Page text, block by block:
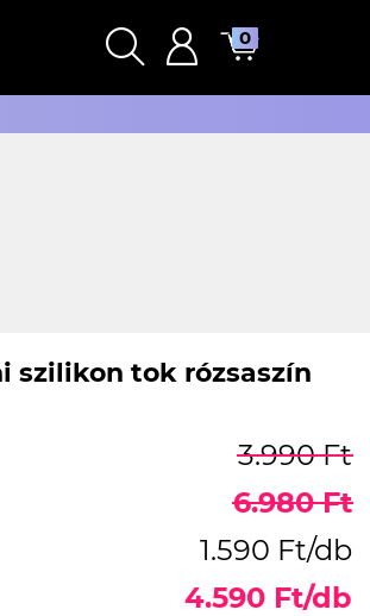
0
szilikon tok rózsaszín
3.990 Ft
6.980 Ft
1.590 Ft/db
4.590 Ft/db